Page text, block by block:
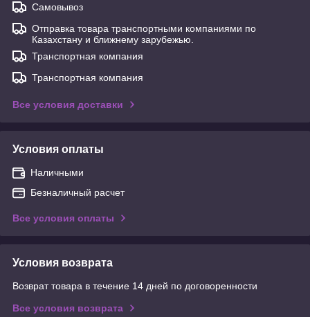
Самовывоз
Отправка товара транспортными компаниями по
Казахстану и ближнему зарубежью.
Транспортная компания
Транспортная компания
Все условия доставки
Условия оплаты
Наличными
Безналичный расчет
Все условия оплаты
Условия возврата
Возврат товара в течение 14 дней по договоренности
Все условия возврата